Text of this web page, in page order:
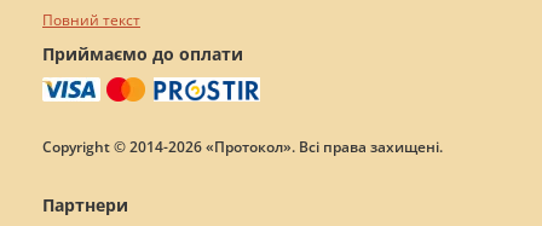
Повний текст
Приймаємо до оплати
Copyright © 2014-2026 «Протокол». Всі права захищені.
Партнери